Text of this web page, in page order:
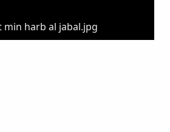
min harb al jabal.jpg